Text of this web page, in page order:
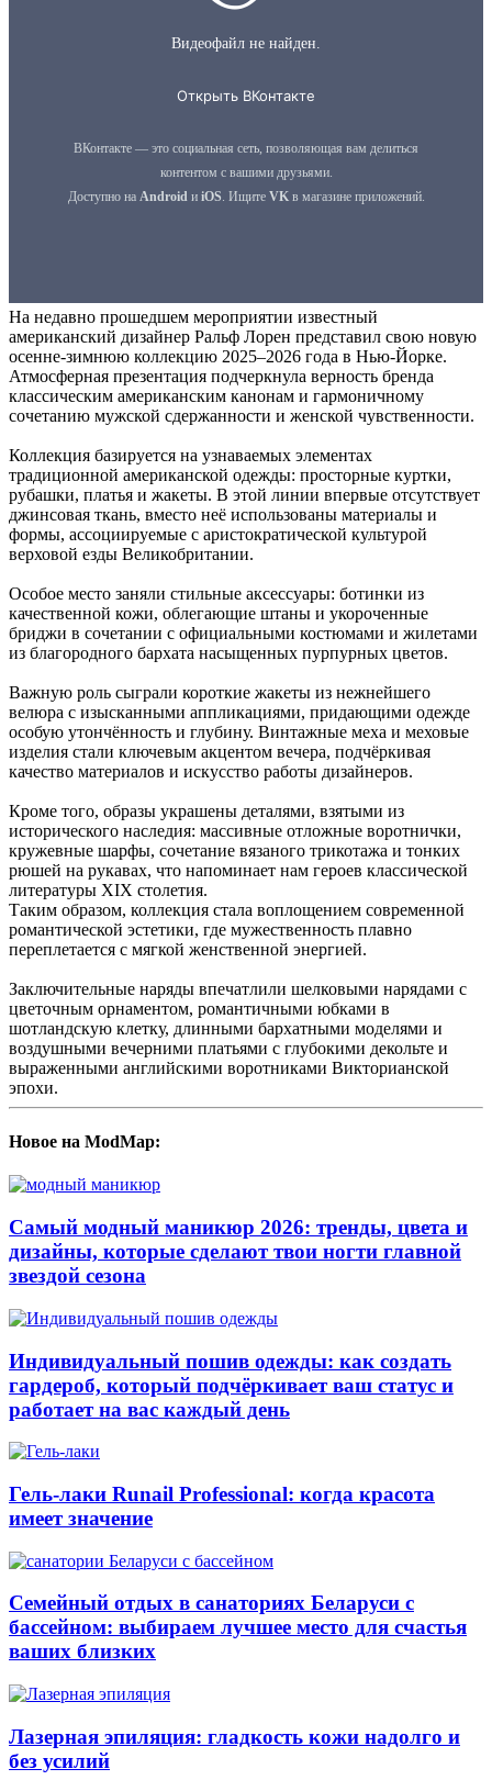
На недавно прошедшем мероприятии известный
американский дизайнер Ральф Лорен представил свою новую
осенне-зимнюю коллекцию 2025–2026 года в Нью-Йорке.
Атмосферная презентация подчеркнула верность бренда
классическим американским канонам и гармоничному
сочетанию мужской сдержанности и женской чувственности.
Коллекция базируется на узнаваемых элементах
традиционной американской одежды: просторные куртки,
рубашки, платья и жакеты. В этой линии впервые отсутствует
джинсовая ткань, вместо неё использованы материалы и
формы, ассоциируемые с аристократической культурой
верховой езды Великобритании.
Особое место заняли стильные аксессуары: ботинки из
качественной кожи, облегающие штаны и укороченные
бриджи в сочетании с официальными костюмами и жилетами
из благородного бархата насыщенных пурпурных цветов.
Важную роль сыграли короткие жакеты из нежнейшего
велюра с изысканными аппликациями, придающими одежде
особую утончённость и глубину. Винтажные меха и меховые
изделия стали ключевым акцентом вечера, подчёркивая
качество материалов и искусство работы дизайнеров.
Кроме того, образы украшены деталями, взятыми из
исторического наследия: массивные отложные воротнички,
кружевные шарфы, сочетание вязаного трикотажа и тонких
рюшей на рукавах, что напоминает нам героев классической
литературы XIX столетия.
Таким образом, коллекция стала воплощением современной
романтической эстетики, где мужественность плавно
переплетается с мягкой женственной энергией.
Заключительные наряды впечатлили шелковыми нарядами с
цветочным орнаментом, романтичными юбками в
шотландскую клетку, длинными бархатными моделями и
воздушными вечерними платьями с глубокими декольте и
выраженными английскими воротниками Викторианской
эпохи.
Новое на ModMap:
Самый модный маникюр 2026: тренды, цвета и
дизайны, которые сделают твои ногти главной
звездой сезона
Индивидуальный пошив одежды: как создать
гардероб, который подчёркивает ваш статус и
работает на вас каждый день
Гель-лаки Runail Professional: когда красота
имеет значение
Семейный отдых в санаториях Беларуси с
бассейном: выбираем лучшее место для счастья
ваших близких
Лазерная эпиляция: гладкость кожи надолго и
без усилий